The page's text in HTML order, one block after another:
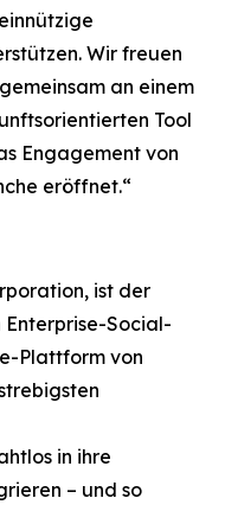
Wir freuen
an einem
Tool
Engagement von
eröffnet.“
ist der
Social-
Plattform von
in ihre
– und so